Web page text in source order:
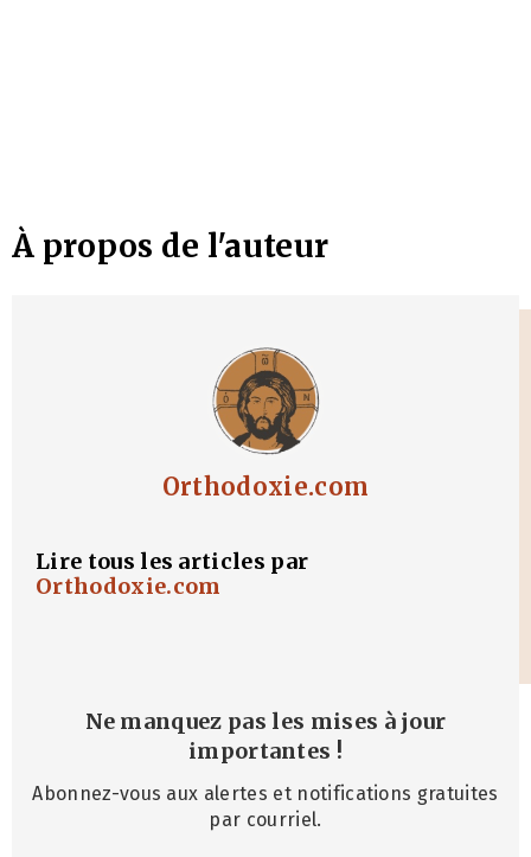
À propos de l'auteur
Orthodoxie.com
Lire tous les articles par
Orthodoxie.com
Ne manquez pas les mises à jour
importantes !
Abonnez-vous aux alertes et notifications gratuites
par courriel.